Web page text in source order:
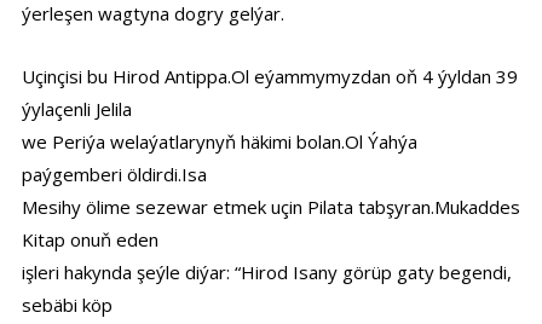
ýerleşen wagtyna dogry gelýar.
Uçinçisi bu Hirod Antippa.Ol eýammymyzdan oň 4 ýyldan 39
ýylaçenli Jelila
we Periýa welaýatlarynyň häkimi bolan.Ol Ýahýa
paýgemberi öldirdi.Isa
Mesihy ölime sezewar etmek uçin Pilata tabşyran.Mukaddes
Kitap onuň eden
işleri hakynda şeýle diýar: “Hirod Isany görüp gaty begendi,
sebäbi köp